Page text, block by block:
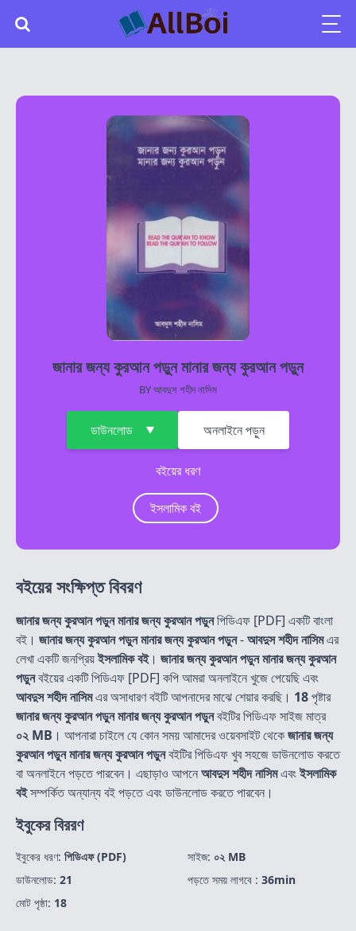
জানার জন্য কুরআন পড়ুন মানার জন্য কুরআন পড়ুন
BYআবদুস শহীদ নাসিম
ডাউনলোড অনলাইনে পড়ুন
বইয়ের ধরণ
ইসলামিক বই
বইয়ের সংক্ষিপ্ত বিবরণ
জানার জন্য কুরআন পড়ুন মানার জন্য কুরআন পড়ুনপিডিএফ [PDF] একটি বাংলা
বই। জানার জন্য কুরআন পড়ুন মানার জন্য কুরআন পড়ুন-আবদুস শহীদ নাসিমএর
লেখা একটি জনপ্রিয়ইসলামিক বই। জানার জন্য কুরআন পড়ুন মানার জন্য কুরআন
পড়ুনবইয়ের একটি পিডিএফ [PDF] কপি আমরা অনলাইনে খুজে পেয়েছি এবং
আবদুস শহীদ নাসিমএর অসাধারণ বইটি আপনাদের মাঝে শেয়ার করছি। 18পৃষ্টার
জানার জন্য কুরআন পড়ুন মানার জন্য কুরআন পড়ুনবইটির পিডিএফ সাইজ মাত্র
০২ MB । আপনারা চাইলে যে কোন সময় আমাদের ওয়েবসাইট থেকেজানার জন্য
কুরআন পড়ুন মানার জন্য কুরআন পড়ুনবইটির পিডিএফ খুব সহজে ডাউনলোড করতে
বা অনলাইনে পড়তে পারবেন। এছাড়াও আপনেআবদুস শহীদ নাসিমএবংইসলামিক
বইসম্পর্কিত অন্যান্য বই পড়তে এবং ডাউনলোড করতে পারবেন।
ইবুকের বিররণ
ইবুকের ধরণ: পিডিএফ (PDF)
ডাউনলোড: 21
মোট পৃষ্ঠা: 18
সাইজ: ০২ MB
পড়তে সময় লাগবে : 36min